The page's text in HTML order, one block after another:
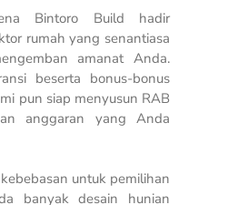
Bintoro Build hadir
rumah yang senantiasa
amanat Anda.
beserta bonus-bonus
pun siap menyusun RAB
anggaran yang Anda
untuk pemilihan
banyak desain hunian